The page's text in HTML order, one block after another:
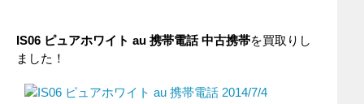
IS06 ピュアホワイト au 携帯電話中古携帯を買取りし
ました！